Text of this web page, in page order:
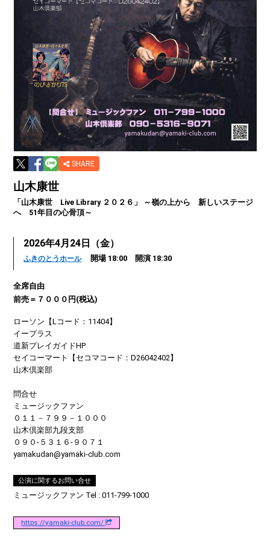
SHARE
山木康世
「山木康世 Live Library ２０２６」 ～嶺の上から 新しいステージ
へ 51年目の心骨頂～
2026年4月24日（金）
ふきのとうホール 開場 18:00 開演 18:30
全席自由
前売＝７０００円(税込)
ローソン【Lコード：11404】
イープラス
道新プレイガイドHP
セイコーマート【セコマコード：D26042402】
山木倶楽部
問合せ
ミュージックファン
０１１－７９９－１０００
山木倶楽部九段支部
０９０-５３１６-９０７１
yamakudan@yamaki-club.com
公演に関するお問い合せ
ミュージックファン Tel : 011-799-1000
https://yamaki-club.com/